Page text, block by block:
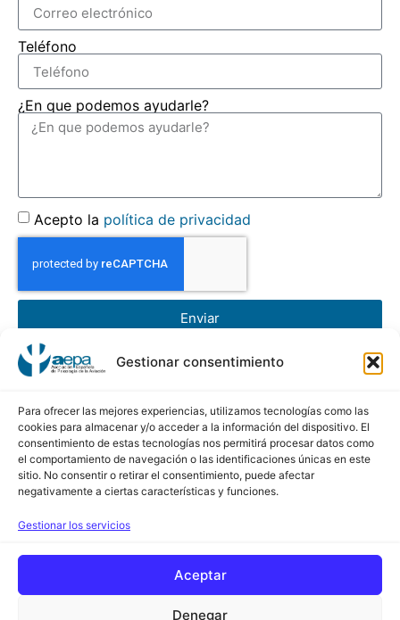
Gestionar consentimiento
Para ofrecer las mejores experiencias, utilizamos tecnologías como las
cookies para almacenar y/o acceder a la información del dispositivo. El
consentimiento de estas tecnologías nos permitirá procesar datos como
el comportamiento de navegación o las identificaciones únicas en este
sitio. No consentir o retirar el consentimiento, puede afectar
negativamente a ciertas características y funciones.
Gestionar los servicios
Aceptar
Denegar
Teléfono
¿En que podemos ayudarle?
Acepto la política de privacidad
Enviar
AEPA
Asociación Española de Psicología de la Aviación
Calle Conde de Peñalver, 45 5ª Planta
28006 de Madrid
+34 630 638 094
www.aepa-spain.com